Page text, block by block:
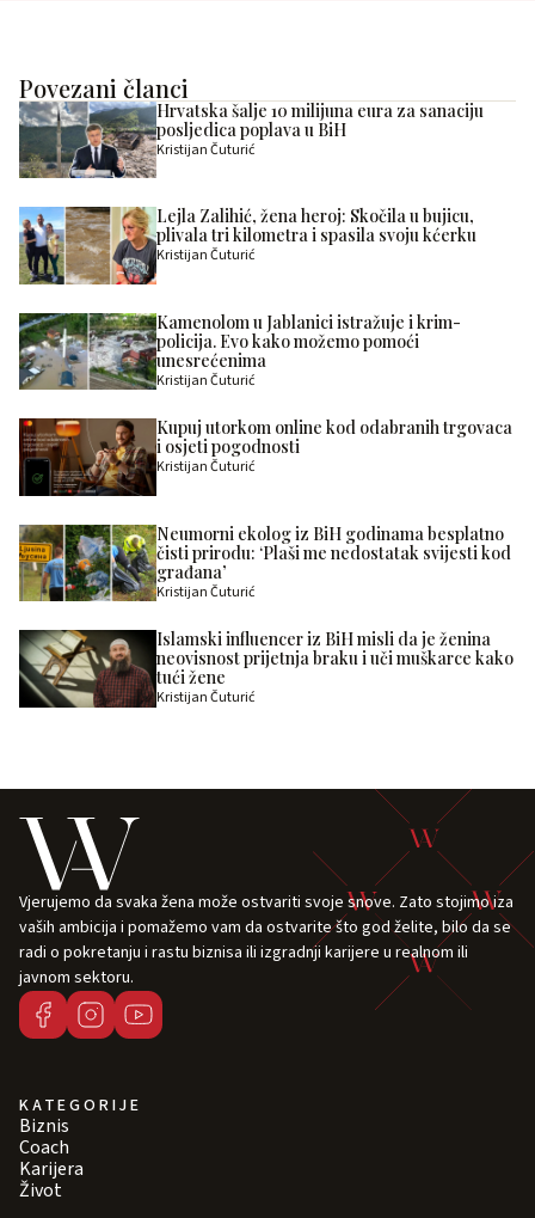
Povezani članci
Hrvatska šalje 10 milijuna eura za sanaciju
posljedica poplava u BiH
Kristijan Čuturić
Lejla Zalihić, žena heroj: Skočila u bujicu,
plivala tri kilometra i spasila svoju kćerku
Kristijan Čuturić
Kamenolom u Jablanici istražuje i krim-
policija. Evo kako možemo pomoći
unesrećenima
Kristijan Čuturić
Kupuj utorkom online kod odabranih trgovaca
i osjeti pogodnosti
Kristijan Čuturić
Neumorni ekolog iz BiH godinama besplatno
čisti prirodu: ‘Plaši me nedostatak svijesti kod
građana’
Kristijan Čuturić
Islamski influencer iz BiH misli da je ženina
neovisnost prijetnja braku i uči muškarce kako
tući žene
Kristijan Čuturić
Vjerujemo da svaka žena može ostvariti svoje snove. Zato stojimo iza
vaših ambicija i pomažemo vam da ostvarite što god želite, bilo da se
radi o pokretanju i rastu biznisa ili izgradnji karijere u realnom ili
javnom sektoru.
KATEGORIJE
Biznis
Coach
Karijera
Život